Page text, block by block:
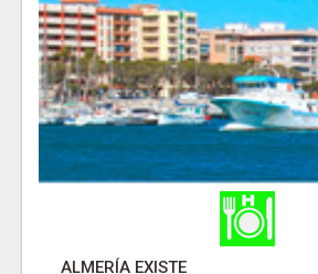
ALMERÍA EXISTE